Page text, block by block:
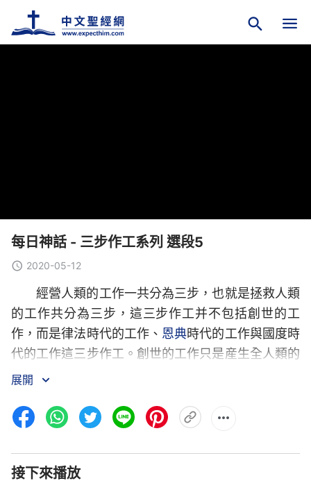
每日神話 - 三步作工系列 選段5
2020-05-12
經營人類的工作一共分為三步，也就是拯救人類
的工作共分為三步，這三步作工并不包括創世的工
作，而是律法時代的工作、 恩典時代的工作與國度時
代的工作這三步作工。創世的工作只是産生全人類的
工作，并不是拯救人類的工作，與拯救人類的工作并
就没有必要作拯救人類的工作。拯救人類的工作是從
作也是從人類經敗壞以後而才開始的。也就是説，
「經營」是因着拯救工作的開始而有的，并不是隨着
展開
接下來播放